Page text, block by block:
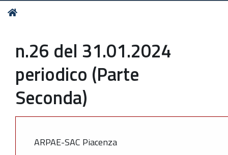
Tu
n.26 del 31.01.2024
periodico (Parte
Seconda)
ARPAE-SAC Piacenza